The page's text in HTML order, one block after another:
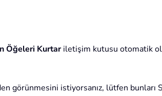
Öğeleri Kurtariletişim kutusu otomatik
görünmesini istiyorsanız, lütfen